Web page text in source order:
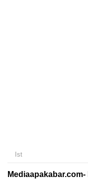
Ist
Mediaapakabar.com-